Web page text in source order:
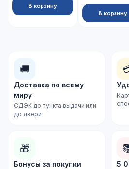
В корзину
В корзину
🚚
Доставка по всему
миру
СДЭК до пункта выдачи или
до двери
🎁
Бонусы за покупки 5